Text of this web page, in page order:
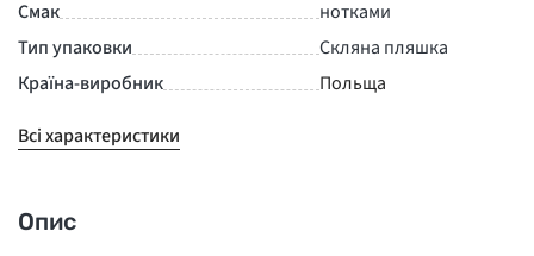
Смак
нотками
Тип упаковки
Скляна пляшка
Країна-виробник
Польща
Всі характеристики
Опис